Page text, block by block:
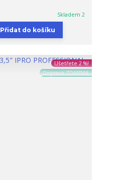
Skladem 2
Přidat do košíku
Ušetřete 2 %!
Doprava ZDARMA